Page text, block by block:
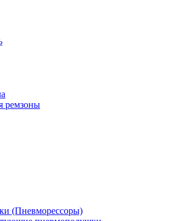
ремзоны
(Пневморессоры)